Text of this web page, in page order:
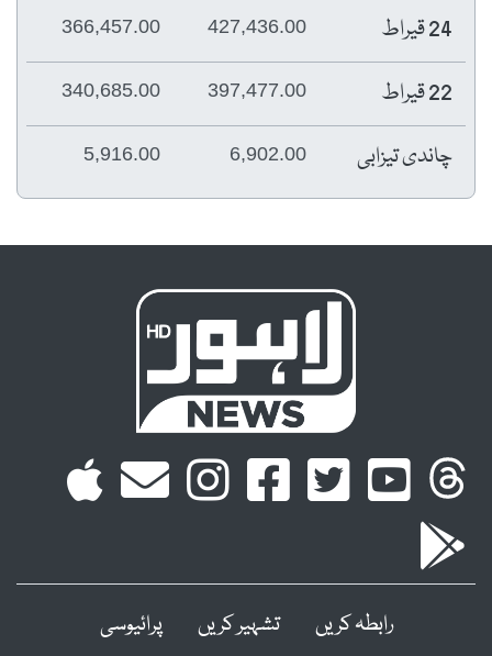
24 قیراط
427,436.00
366,457.00
22 قیراط 397,477.00
340,685.00
چاندی تیزابی 6,902.00
5,916.00
رابطہ کریں تشہیر کریں پرائیوسی